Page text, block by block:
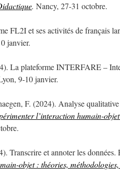
. Nancy, 27-31 octobre.
FL2I et ses activités de français
janvier.
La plateforme INTERFARE –
9-10 janvier.
F. (2024). Analyse
l’interaction humain-
Transcrire et annoter les données.
objet : théories,